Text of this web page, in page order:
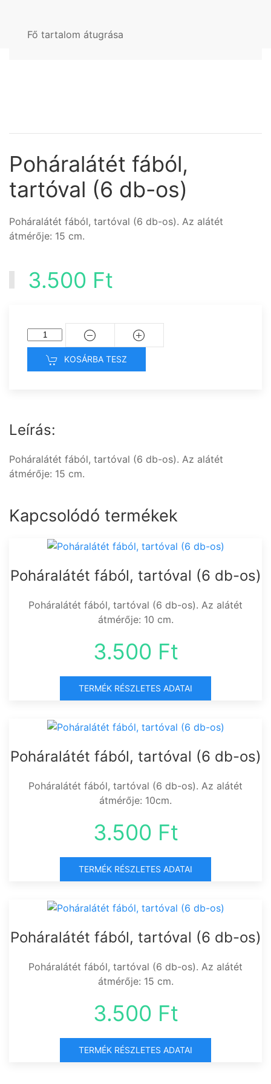
Fő tartalom átugrása
Poháralátét fából,
tartóval (6 db-os)
Poháralátét fából, tartóval (6 db-os). Az alátét
átmérője: 15 cm.
3.500 Ft
KOSÁRBA TESZ
Leírás:
Poháralátét fából, tartóval (6 db-os). Az alátét
átmérője: 15 cm.
Kapcsolódó termékek
Poháralátét fából, tartóval (6 db-os)
Poháralátét fából, tartóval (6 db-os). Az alátét
átmérője: 10 cm.
3.500 Ft
TERMÉK RÉSZLETES ADATAI
Poháralátét fából, tartóval (6 db-os)
Poháralátét fából, tartóval (6 db-os). Az alátét
átmérője: 10cm.
3.500 Ft
TERMÉK RÉSZLETES ADATAI
Poháralátét fából, tartóval (6 db-os)
Poháralátét fából, tartóval (6 db-os). Az alátét
átmérője: 15 cm.
3.500 Ft
TERMÉK RÉSZLETES ADATAI